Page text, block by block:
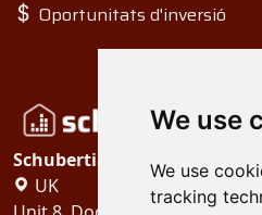
We use
We use
tracking
Oportunitats d'inversió
Schubertiades, Ltd.
UK